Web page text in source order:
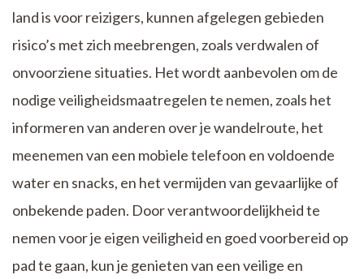
land is voor reizigers, kunnen afgelegen gebieden
risico’s met zich meebrengen, zoals verdwalen of
onvoorziene situaties. Het wordt aanbevolen om de
nodige veiligheidsmaatregelen te nemen, zoals het
informeren van anderen over je wandelroute, het
meenemen van een mobiele telefoon en voldoende
water en snacks, en het vermijden van gevaarlijke of
onbekende paden. Door verantwoordelijkheid te
nemen voor je eigen veiligheid en goed voorbereid op
pad te gaan, kun je genieten van een veilige en